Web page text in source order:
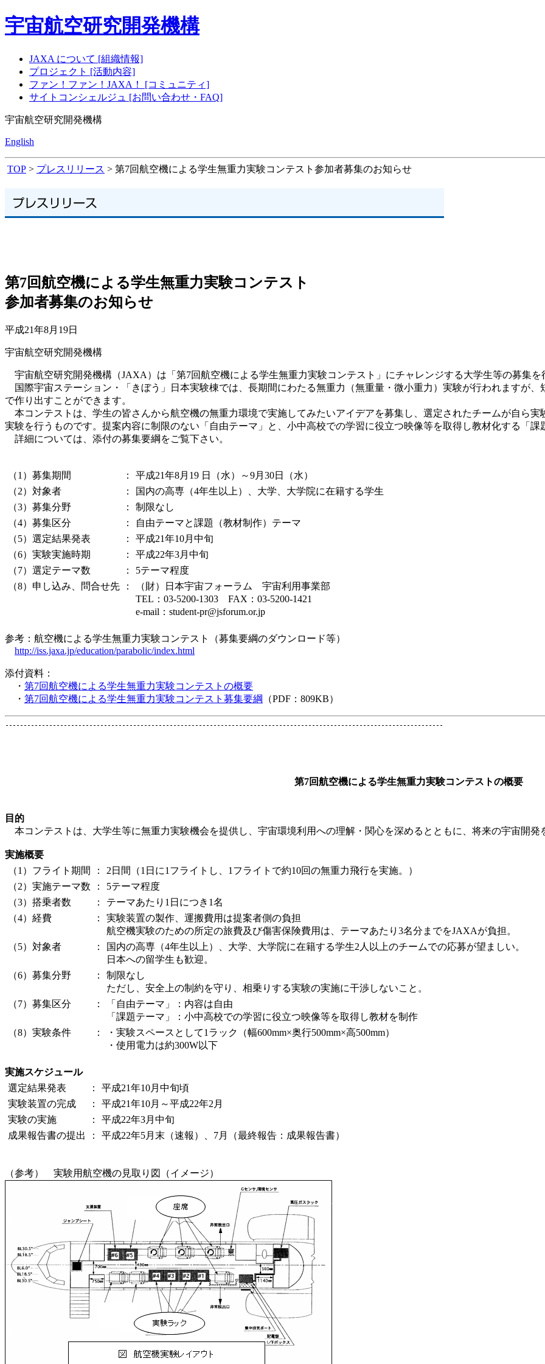
宇宙航空研究開発機構
JAXA について [組織情報]
プロジェクト [活動内容]
ファン！ファン！JAXA！ [コミュニティ]
サイトコンシェルジュ [お問い合わせ・FAQ]
宇宙航空研究開発機構
English
TOP > プレスリリース > 第7回航空機による学生無重力実験コンテスト参加者募集のお知らせ
第7回航空機による学生無重力実験コンテスト
参加者募集のお知らせ
平成21年8月19日
宇宙航空研究開発機構
宇宙航空研究開発機構（JAXA）は「第7回航空機による学生無重力実験コンテスト」にチャレンジする大学生等の募集を
国際宇宙ステーション・「きぼう」日本実験棟では、長期間にわたる無重力（無重量・微小重力）実験が行われますが
で作り出すことができます。
本コンテストは、学生の皆さんから航空機の無重力環境で実施してみたいアイデアを募集し、選定されたチームが自ら
実験を行うものです。提案内容に制限のない「自由テーマ」と、小中高校での学習に役立つ映像等を取得し教材化する「
詳細については、添付の募集要綱をご覧下さい。
（1）募集期間 ：
平成21年8月19 日（水）～9月30日（水）
（2）対象者
：
国内の高専（4年生以上）、大学、大学院に在籍する学生
（3）募集分野
：
制限なし
（4）募集区分
：
自由テーマと課題（教材制作）テーマ
（5）選定結果発表
：
平成21年10月中旬
（6）実験実施時期
：
平成22年3月中旬
（7）選定テーマ数
：
5テーマ程度
（8）申し込み、問合せ先
：
（財）日本宇宙フォーラム 宇宙利用事業部
TEL：03-5200-1303 FAX：03-5200-1421
e-mail：student-pr@jsforum.or.jp
参考：航空機による学生無重力実験コンテスト（募集要綱のダウンロード等）
http://iss.jaxa.jp/education/parabolic/index.html
添付資料：
・ 第7回航空機による学生無重力実験コンテストの概要
・ 第7回航空機による学生無重力実験コンテスト募集要綱 （PDF：809KB）
第7回航空機による学生無重力実験コンテストの概要
目的
本コンテストは、大学生等に無重力実験機会を提供し、宇宙環境利用への理解・関心を深めるとともに、将来の宇宙開
実施概要
（1）フライト期間
：
2日間（1日に1フライトし、1フライトで約10回の無重力飛行を実施。）
（2）実施テーマ数
：
5テーマ程度
（3）搭乗者数
：
テーマあたり1日につき1名
（4）経費
：
実験装置の製作、運搬費用は提案者側の負担
航空機実験のための所定の旅費及び傷害保険費用は、テーマあたり3名分までをJAXAが負担。
（5）対象者
：
国内の高専（4年生以上）、大学、大学院に在籍する学生2人以上のチームでの応募が望ましい。
日本への留学生も歓迎。
（6）募集分野
：
制限なし
ただし、安全上の制約を守り、相乗りする実験の実施に干渉しないこと。
（7）募集区分
：
「自由テーマ」：内容は自由
「課題テーマ」：小中高校での学習に役立つ映像等を取得し教材を制作
（8）実験条件
：
・実験スペースとして1ラック（幅600mm×奥行500mm×高500mm）
・使用電力は約300W以下
実施スケジュール
選定結果発表
：
平成21年10月中旬頃
実験装置の完成
：
平成21年10月～平成22年2月
実験の実施
：
平成22年3月中旬
成果報告書の提出
： 平成22年5月末（速報）、7月（最終報告：成果報告書）
（参考） 実験用航空機の見取り図（イメージ）